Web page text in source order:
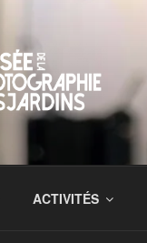
ACTIVITÉS